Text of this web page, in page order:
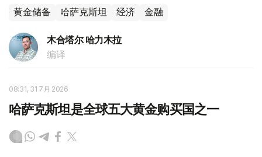
黄金储备 哈萨克斯坦 经济 金融
木合塔尔 哈力木拉
编译
08:31, 31 7月 2026
哈萨克斯坦是全球五大黄金购买国之一